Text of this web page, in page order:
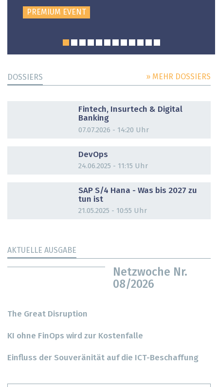
PREMIUM EVENT
DOSSIERS » MEHR DOSSIERS
Fintech, Insurtech & Digital
Banking
07.07.2026 - 14:20 Uhr
DevOps
24.06.2025 - 11:15 Uhr
SAP S/4 Hana - Was bis 2027 zu
tun ist
21.05.2025 - 10:55 Uhr
AKTUELLE AUSGABE
Netzwoche Nr.
08/2026
The Great Disruption
KI ohne FinOps wird zur Kostenfalle
Einfluss der Souveränität auf die ICT-Beschaffung